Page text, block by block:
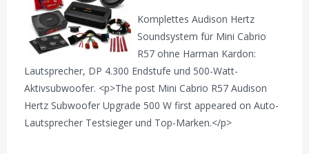
Komplettes Audison Hertz
Soundsystem für Mini Cabrio
R57 ohne Harman Kardon:
Lautsprecher, DP 4.300 Endstufe und 500-Watt-
Aktivsubwoofer. <p>The post Mini Cabrio R57 Audison
Hertz Subwoofer Upgrade 500 W first appeared on Auto-
Lautsprecher Testsieger und Top-Marken.</p>